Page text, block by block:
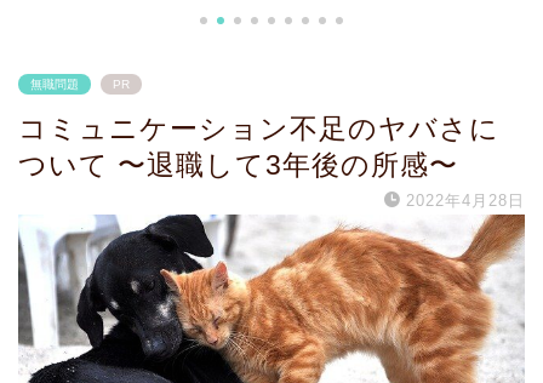
無職問題 PR
コミュニケーション不足のヤバさに
ついて 〜退職して3年後の所感〜
2022年4月28日